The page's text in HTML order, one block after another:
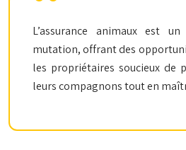
L’assurance animaux est
mutation, offrant des
les propriétaires soucieux de
leurs compagnons tout en